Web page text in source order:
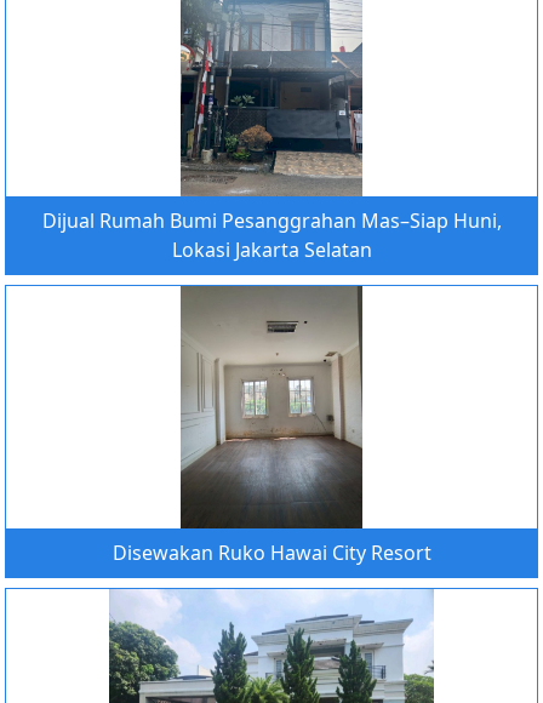
Dijual Rumah Bumi Pesanggrahan Mas–Siap Huni,
Lokasi Jakarta Selatan
Disewakan Ruko Hawai City Resort